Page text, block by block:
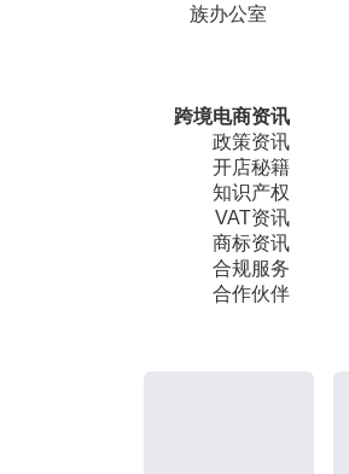
族办公室
跨境电商资讯
政策资讯
开店秘籍
知识产权
VAT资讯
商标资讯
合规服务
合作伙伴